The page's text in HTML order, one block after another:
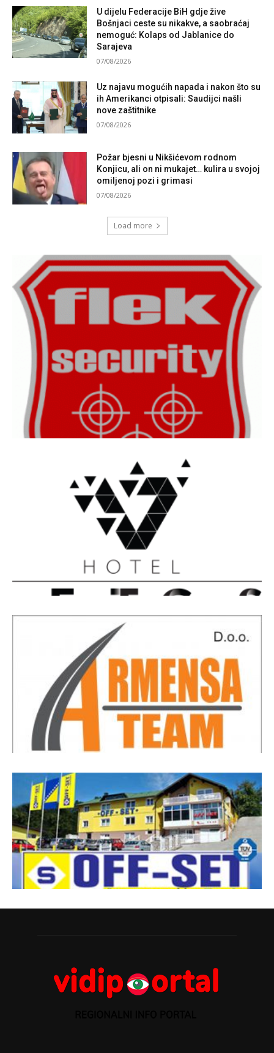
U dijelu Federacije BiH gdje žive
Bošnjaci ceste su nikakve, a saobraćaj
nemoguć: Kolaps od Jablanice do
Sarajeva
07/08/2026
Uz najavu mogućih napada i nakon što su
ih Amerikanci otpisali: Saudijci našli
nove zaštitnike
07/08/2026
Požar bjesni u Nikšićevom rodnom
Konjicu, ali on ni mukajet… kulira u svojoj
omiljenoj pozi i grimasi
07/08/2026
Load more